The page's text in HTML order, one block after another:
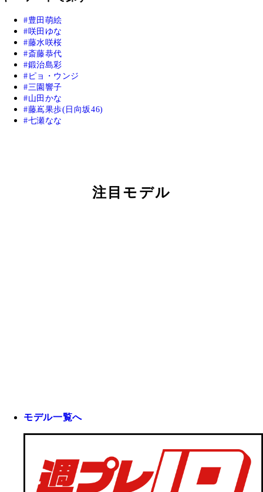
豊田萌絵
咲田ゆな
藤水咲桜
斎藤恭代
鍛治島彩
ピョ・ウンジ
三園響子
山田かな
藤嶌果歩(日向坂46)
七瀬なな
注目モデル
モデル一覧へ